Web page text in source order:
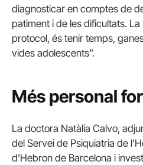
diagnosticar en comptes de
patiment i de les dificultats.
protocol, és tenir temps,
vides adolescents”.
Més personal
La doctora Natàlia Calvo,
del Servei de Psiquiatria de
d’Hebron de Barcelona i